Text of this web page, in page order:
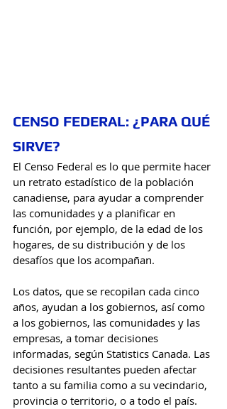
CENSO FEDERAL: ¿PARA QUÉ
SIRVE?
El Censo Federal es lo que permite hacer
un retrato estadístico de la población
canadiense, para ayudar a comprender
las comunidades y a planificar en
función, por ejemplo, de la edad de los
hogares, de su distribución y de los
desafíos que los acompañan.
Los datos, que se recopilan cada cinco
años, ayudan a los gobiernos, así como
a los gobiernos, las comunidades y las
empresas, a tomar decisiones
informadas, según Statistics Canada. Las
decisiones resultantes pueden afectar
tanto a su familia como a su vecindario,
provincia o territorio, o a todo el país.